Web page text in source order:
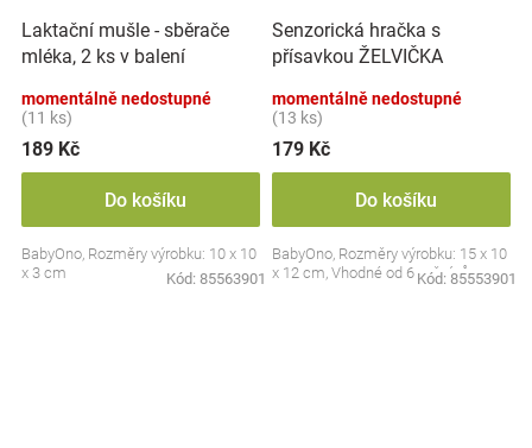
Laktační mušle - sběrače
mléka, 2 ks v balení
momentálně nedostupné
(11 ks)
189 Kč
Do košíku
BabyOno, Rozměry výrobku: 10 x 10
x 3 cm
Kód: 85563901
Senzorická hračka s
přísavkou ŽELVIČKA
momentálně nedostupné
(13 ks)
179 Kč
Do košíku
BabyOno, Rozměry výrobku: 15 x 10
x 12 cm, Vhodné od 6 měsíců
Kód: 85553901